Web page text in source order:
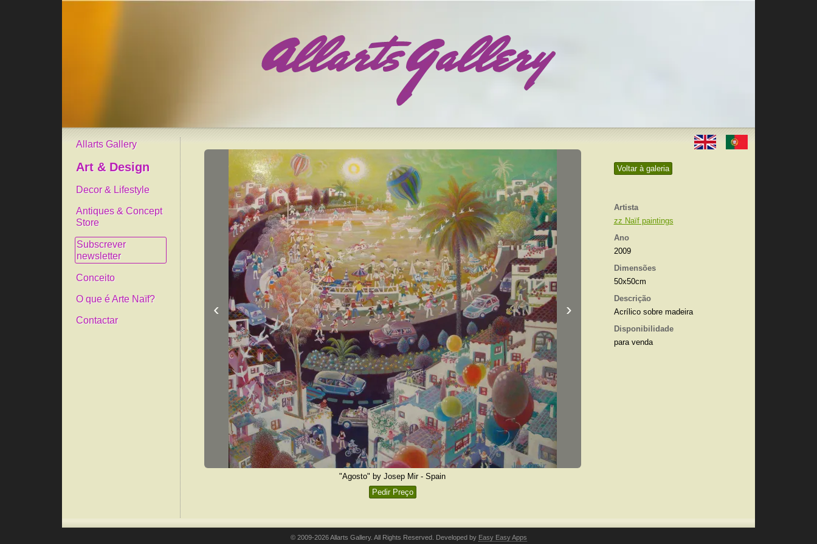
Allarts Gallery
Art & Design
Decor & Lifestyle
Antiques & Concept
Store
Subscrever
newsletter
Conceito
O que é Arte Naïf?
Contactar
Voltar à galeria
Artista
zz Naïf paintings
Ano
2009
Dimensões
50x50cm
Descrição
Acrílico sobre madeira
Disponibilidade
para venda
‹ ›
"Agosto" by Josep Mir - Spain
Pedir Preço
© 2009-2026 Allarts Gallery. All Rights Reserved. Developed by Easy Easy Apps